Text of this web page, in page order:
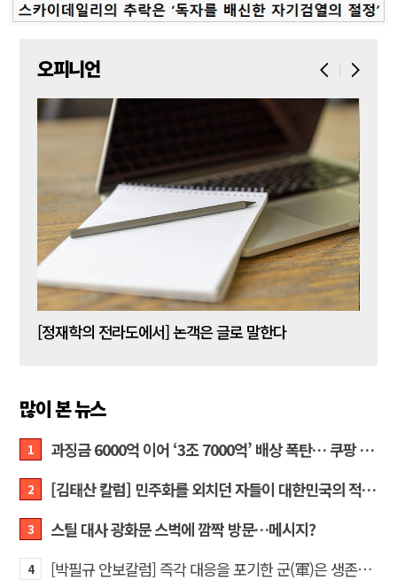
오피니언
[정재학의 전라도에서] 논객은 글로 말한다
많이 본 뉴스
1 과징금 6000억 이어 ‘3조 7000억’ 배상 폭탄… 쿠팡 때리기에 한미 통상 ‘초비상’
2 [김태산 칼럼] 민주화를 외치던 자들이 대한민국의 적이고 간첩이었다
3 스틸 대사 광화문 스벅에 깜짝 방문…메시지?
4 [박필규 안보칼럼] 즉각 대응을 포기한 군(軍)은 생존할 수 없다